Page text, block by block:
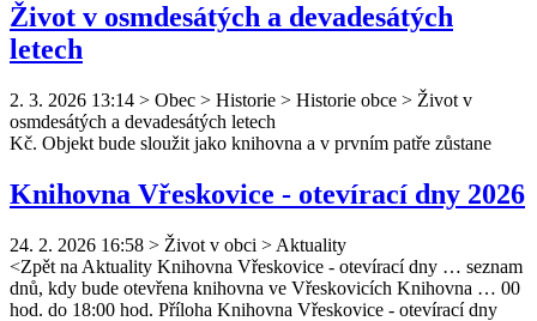
Život v osmdesátých a devadesátých
letech
2. 3. 2026 13:14 > Obec > Historie > Historie obce > Život v
osmdesátých a devadesátých letech
Kč. Objekt bude sloužit jako knihovna a v prvním patře zůstane
Knihovna Vřeskovice - otevírací dny 2026
24. 2. 2026 16:58 > Život v obci > Aktuality
<Zpět na Aktuality Knihovna Vřeskovice - otevírací dny … seznam
dnů, kdy bude otevřena knihovna ve Vřeskovicích Knihovna … 00
hod. do 18:00 hod. Příloha Knihovna Vřeskovice - otevírací dny